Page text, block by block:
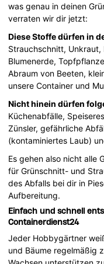
was genau in deinen
verraten wir dir jetzt:
Diese Stoffe dürfen in
Strauchschnitt,
Blumenerde,
Abraum von Beeten,
unsere Container und
Nicht hinein dürfen
Küchenabfälle,
Zünsler, gefährliche
(kontaminiertes Laub)
Es gehen also nicht alle
für Grünschnitt- und
des Abfalls bei dir in
Aufbereitung.
Einfach und schnell
Containerdienst24
Jeder Hobbygärtner
und Bäume regelmäßig